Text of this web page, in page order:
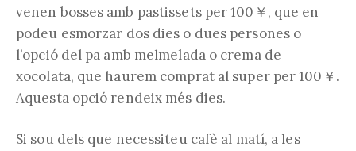
venen bosses amb pastissets per 100￥, que en
podeu esmorzar dos dies o dues persones o
l’opció del pa amb melmelada o crema de
xocolata, que haurem comprat al super per 100￥.
Aquesta opció rendeix més dies.
Si sou dels que necessiteu cafè al matí, a les